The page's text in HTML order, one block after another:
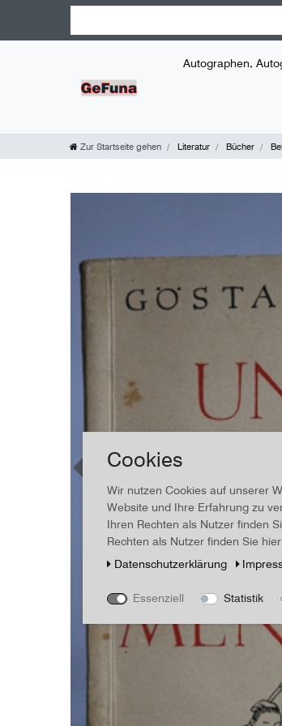
Autographen,
Zur Startseite gehen Literatur Bücher
Cookies
Wir nutzen Cookies auf unserer
Website und Ihre Erfahrung zu
Ihren Rechten als Nutzer finden
Rechten als Nutzer finden Sie
Daten­schutz­erklärung
Essenziell Statistik